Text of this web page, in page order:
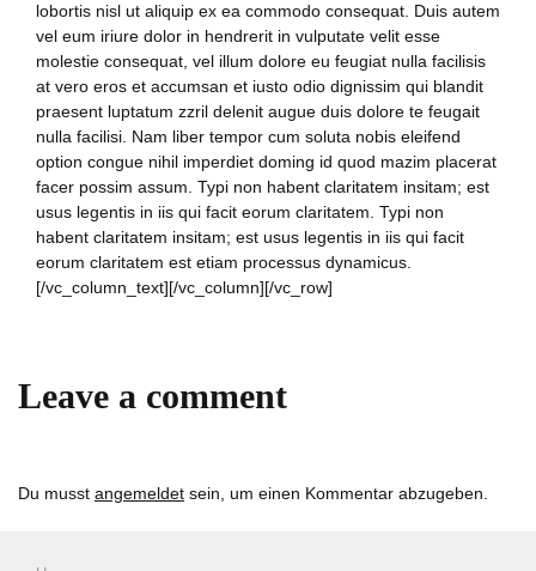
lobortis nisl ut aliquip ex ea commodo consequat. Duis autem
vel eum iriure dolor in hendrerit in vulputate velit esse
molestie consequat, vel illum dolore eu feugiat nulla facilisis
at vero eros et accumsan et iusto odio dignissim qui blandit
praesent luptatum zzril delenit augue duis dolore te feugait
nulla facilisi. Nam liber tempor cum soluta nobis eleifend
option congue nihil imperdiet doming id quod mazim placerat
facer possim assum. Typi non habent claritatem insitam; est
usus legentis in iis qui facit eorum claritatem. Typi non
habent claritatem insitam; est usus legentis in iis qui facit
eorum claritatem est etiam processus dynamicus.
[/vc_column_text][/vc_column][/vc_row]
Leave a comment
Du musst angemeldet sein, um einen Kommentar abzugeben.